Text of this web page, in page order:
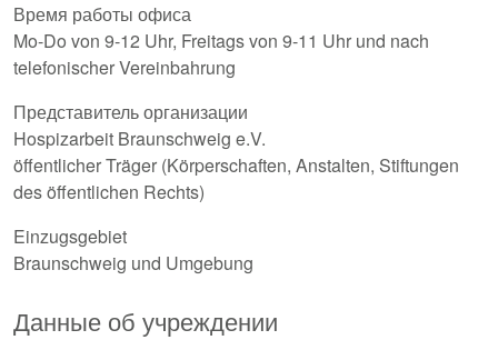
Время работы офиса
Mo-Do von 9-12 Uhr, Freitags von 9-11 Uhr und nach
telefonischer Vereinbahrung
Представитель организации
Hospizarbeit Braunschweig e.V.
öffentlicher Träger (Körperschaften, Anstalten, Stiftungen
des öffentlichen Rechts)
Einzugsgebiet
Braunschweig und Umgebung
Данные об учреждении